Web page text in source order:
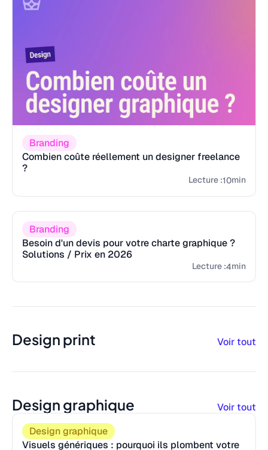
Branding
Combien coûte réellement un designer freelance
?
Lecture :10min
Branding
Besoin d'un devis pour votre charte graphique ?
Solutions / Prix en 2026
Lecture :4min
Design print Voir tout
Design graphique
Voir tout
Design graphique
Visuels génériques : pourquoi ils plombent votre